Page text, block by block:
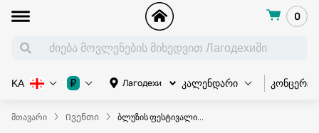
0
Лагодехи კალენდარი კონცერტი
KA ₽
მთავარი Ივენთი ბლუზის ფესტივალი...